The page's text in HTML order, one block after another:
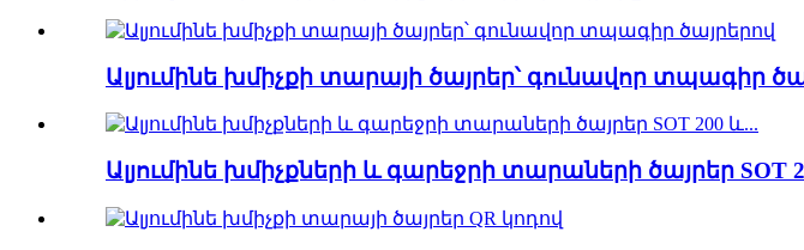
Ալյումինե խմիչքի տարայի ծայրեր՝ գունավոր տպագիր
Ալյումինե խմիչքների և գարեջրի տարաների ծայրեր